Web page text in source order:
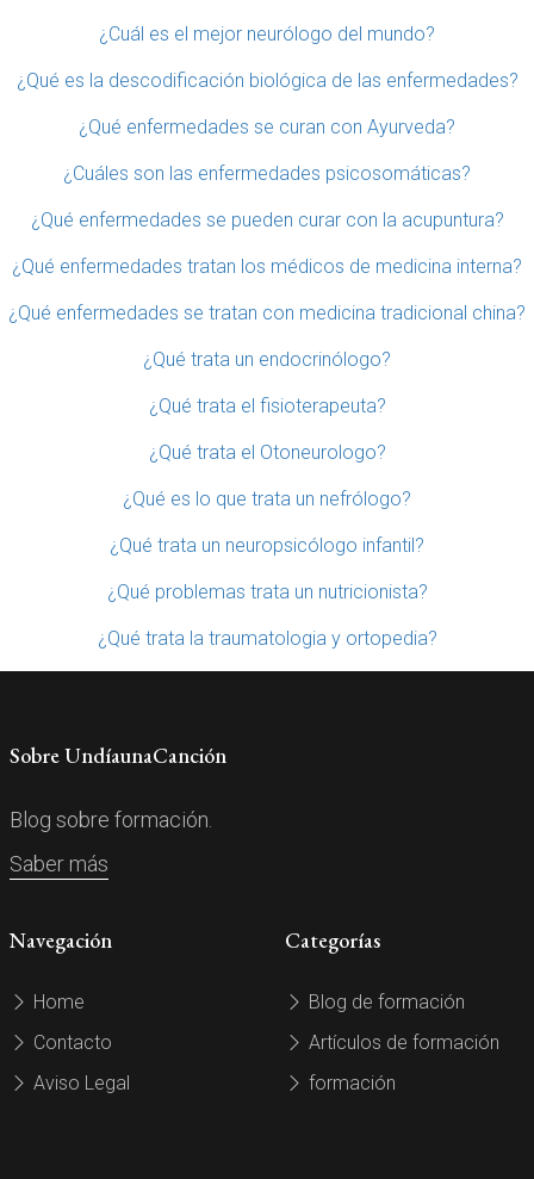
¿Cuál es el mejor neurólogo del mundo?
¿Qué es la descodificación biológica de las enfermedades?
¿Qué enfermedades se curan con Ayurveda?
¿Cuáles son las enfermedades psicosomáticas?
¿Qué enfermedades se pueden curar con la acupuntura?
¿Qué enfermedades tratan los médicos de medicina interna?
¿Qué enfermedades se tratan con medicina tradicional china?
¿Qué trata un endocrinólogo?
¿Qué trata el fisioterapeuta?
¿Qué trata el Otoneurologo?
¿Qué es lo que trata un nefrólogo?
¿Qué trata un neuropsicólogo infantil?
¿Qué problemas trata un nutricionista?
¿Qué trata la traumatologia y ortopedia?
Sobre UndíaunaCanción
Blog sobre formación.
Saber más
Navegación
Home
Contacto
Aviso Legal
Categorías
Blog de formación
Artículos de formación
formación